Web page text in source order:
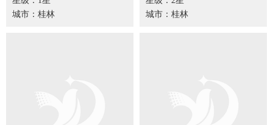
星级：1星
城市：桂林
星级：2星
城市：桂林